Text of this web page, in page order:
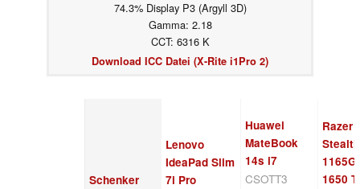
74.3% Display P3 (Argyll 3D)
Gamma: 2.18
CCT: 6316 K
Download ICC Datei (X-Rite i1Pro 2)
Schenker
Lenovo
IdeaPad Slim
7i Pro
Huawei
MateBook
14s i7
CSOTT3
Razer
1650